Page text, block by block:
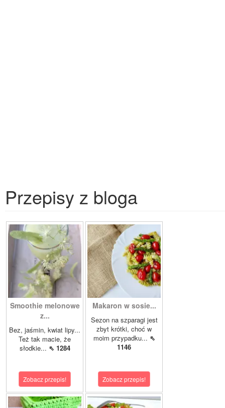
Przepisy z bloga
Smoothie melonowe
z...
Bez, jaśmin, kwiat lipy...
Też tak macie, że
słodkie... ⇖ 1284
Zobacz przepis!
Makaron w sosie...
Sezon na szparagi jest
zbyt krótki, choć w
moim przypadku... ⇖
1146
Zobacz przepis!